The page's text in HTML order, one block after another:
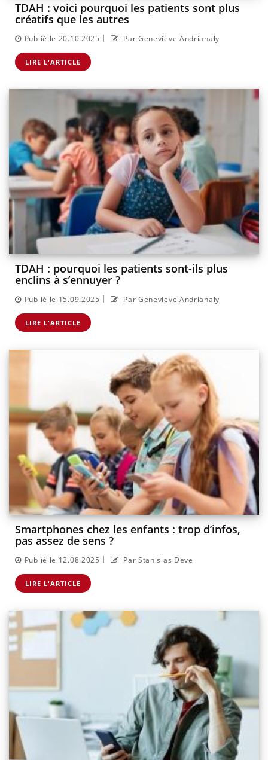
TDAH : voici pourquoi les patients sont plus
créatifs que les autres
Publié le 20.10.2025 | Par Geneviève Andrianaly
LIRE L'ARTICLE
TDAH : pourquoi les patients sont-ils plus
enclins à s’ennuyer ?
Publié le 15.09.2025 | Par Geneviève Andrianaly
LIRE L'ARTICLE
Smartphones chez les enfants : trop d’infos,
pas assez de sens ?
Publié le 12.08.2025 | Par Stanislas Deve
LIRE L'ARTICLE